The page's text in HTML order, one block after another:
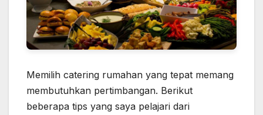
Memilih catering rumahan yang tepat memang
membutuhkan pertimbangan. Berikut
beberapa tips yang saya pelajari dari